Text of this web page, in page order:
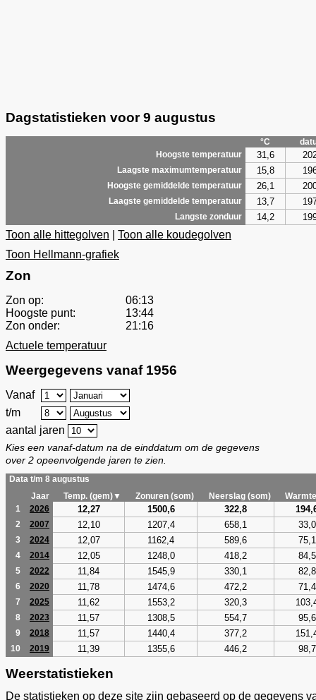
Dagstatistieken voor 9 augustus
°C
Hoogste temperatuur
31,6
Laagste maximumtemperatuur 15,8
Hoogste gemiddelde temperatuur 26,1
Laagste gemiddelde temperatuur 13,7
Langste zonduur 14,2
Toon alle hittegolven
Toon alle koudegolven
Toon Hellmann-grafiek
Zon
Zon op:
06:13
Hoogste punt:
13:44
Zon onder:
21:16
Actuele temperatuur
Weergegevens vanaf 1956
Vanaf
t/m
aantal jaren
Kies een vanaf-datum na de einddatum om de gegevens
over 2 opeenvolgende jaren te zien.
Data t/m 8 augustus
Jaar
Temp. (gem)▼ Zonuren (som) Neerslag (som)
1
2026 12,27 1500,6 322,8
2 2007 12,10 1207,4 658,1 33,0
3 2024 12,07 1162,4 589,6 75,1
4 2014 12,05 1248,0 418,2 84,5
5 2022 11,84 1545,9 330,1 82,8
6 2020 11,78 1474,6 472,2 71,4
7 2025 11,62 1553,2 320,3
8 2023 11,57 1308,5 554,7 95,6
9 2018 11,57 1440,4 377,2
10 2019 11,39 1355,6 446,2 98,7
Weerstatistieken
De statistieken op deze site zijn gebaseerd op de gegevens